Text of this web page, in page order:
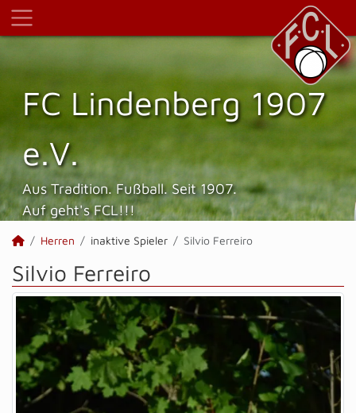
FC Lindenberg 1907
e.V.
Aus Tradition. Fußball. Seit 1907.
Auf geht's FCL!!!
Herren inaktive Spieler Silvio Ferreiro
Silvio Ferreiro